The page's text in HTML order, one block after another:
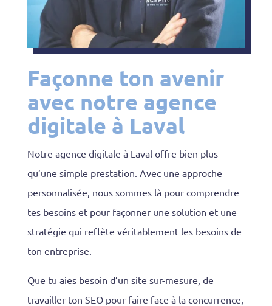
Façonne ton avenir
avec notre agence
digitale à Laval
Notre agence digitale à Laval offre bien plus
qu’une simple prestation. Avec une approche
personnalisée, nous sommes là pour comprendre
tes besoins et pour façonner une solution et une
stratégie qui reflète véritablement les besoins de
ton entreprise.
Que tu aies besoin d’un site sur-mesure, de
travailler ton SEO pour faire face à la concurrence,